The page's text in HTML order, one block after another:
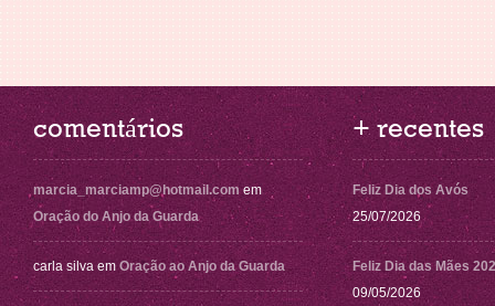
comentários
marcia_marciamp@hotmail.com em
Oração do Anjo da Guarda
carla silva em Oração ao Anjo da Guarda
+ recentes
Feliz Dia dos Avós
25/07/2026
Feliz Dia das Mães
09/05/2026